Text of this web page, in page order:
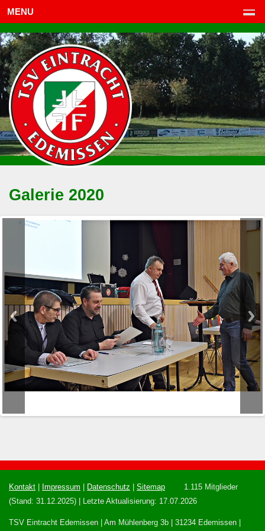
MENU
Galerie 2020
Kontakt | Impressum | Datenschutz | Sitemap 1.115 Mitglieder
(Stand: 31.12.2025) | Letzte Aktualisierung: 17.07.2026
TSV Eintracht Edemissen | Am Mühlenberg 3b | 31234 Edemissen |